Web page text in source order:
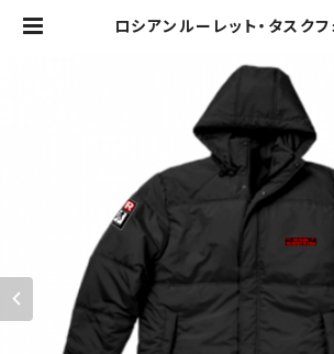
ロシアンルーレット・タスク
（ブラック） | マッドショ